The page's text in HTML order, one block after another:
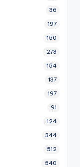
36
197
150
273
154
137
197
91
124
344
512
540